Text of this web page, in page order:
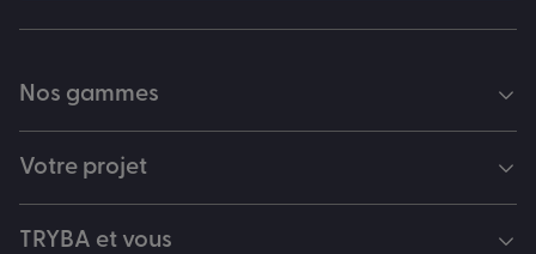
Nos gammes
Votre projet
TRYBA et vous